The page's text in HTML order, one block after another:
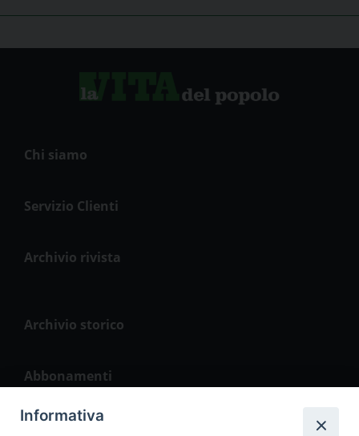
Chi siamo
Servizio Clienti
Archivio rivista
Archivio storico
Abbonamenti
Informativa